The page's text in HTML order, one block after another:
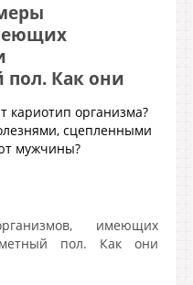
пол. Как они
кариотип организма?
сцепленными
мужчины?
имеющих
пол. Как они